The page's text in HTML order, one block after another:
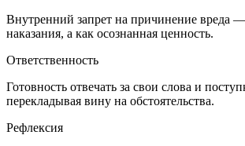
Внутренний запрет на причинение вреда —
наказания, а как осознанная ценность.
Ответственность
Готовность отвечать за свои слова и
перекладывая вину на обстоятельства.
Рефлексия